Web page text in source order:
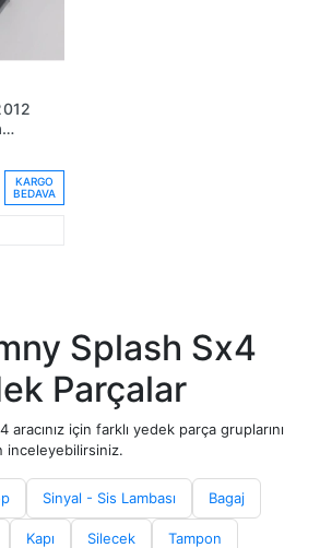
KARGO
BEDAVA
Splash Sx4
Parçalar
aracınız için farklı yedek parça gruplarını
inceleyebilirsiniz.
Sinyal - Sis Lambası Bagaj
Kapı Silecek Tampon